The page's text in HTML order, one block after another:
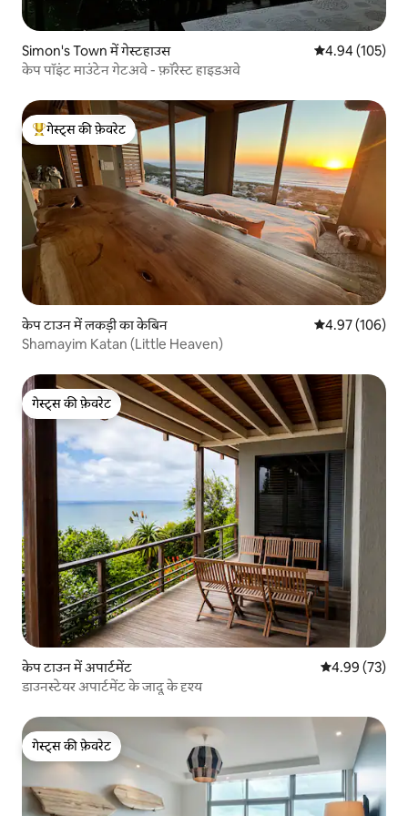
Simon's Town में गेस्टहाउस औसत रेटिंग 5 में से
4.94 (105)
केप पॉइंट माउंटेन गेटअवे - फ़ॉरेस्ट हाइडअवे
गेस्ट्स का टॉप फ़ेवरेट
गेस्ट्स की फ़ेवरेट
केप टाउन में लकड़ी का केबिन औसत रेटिंग 5 में से
4.97 (106)
Shamayim Katan (Little Heaven)
गेस्ट्स की फ़ेवरेट
गेस्ट्स की फ़ेवरेट
केप टाउन में अपार्टमेंट औसत रेटिंग 5 में
4.99 (73)
डाउनस्टेयर अपार्टमेंट के जादू के दृश्य
गेस्ट्स की फ़ेवरेट
गेस्ट्स की फ़ेवरेट